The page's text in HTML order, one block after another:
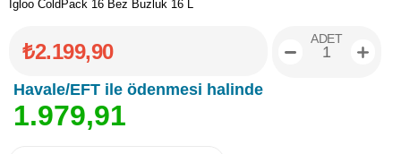
Igloo ColdPack 16 Bez Buzluk 16 L
₺2.199,90
Havale/EFT ile ödenmesi halinde
1.979,91
ADET